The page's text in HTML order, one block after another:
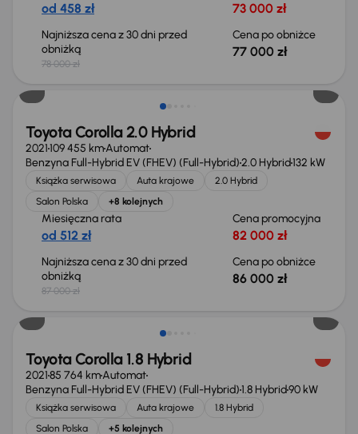
od 458 zł 73 000 zł
Najniższa cena z 30 dni przed
obniżką
78 000 zł
Cena po obniżce
77 000 zł
Taniej o 1 000 zł
Toyota Corolla 2.0 Hybrid
2021109 455 kmAutomat
Benzyna Full-Hybrid EV (FHEV) (Full-Hybrid)2.0 Hybrid132 kW
Książka serwisowa Auta krajowe
2.0 Hybrid
Salon Polska
+8 kolejnych
Miesięczna rata
od 512 zł
Cena promocyjna
82 000 zł
Najniższa cena z 30 dni przed
obniżką
87 000 zł
Cena po obniżce
86 000 zł
Toyota Corolla 1.8 Hybrid
202185 764 kmAutomat
Benzyna Full-Hybrid EV (FHEV) (Full-Hybrid)1.8 Hybrid90 kW
Książka serwisowa Auta krajowe
1.8 Hybrid
Salon Polska
+5 kolejnych